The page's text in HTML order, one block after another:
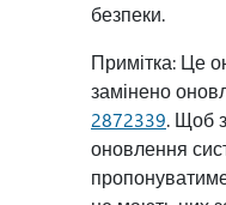
безпеки.
Примітка: Це
замінено
2872339. Щоб
оновлення